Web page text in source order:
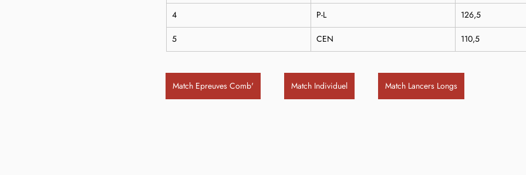
4 P-L 126,5
5 CEN 110,5
Match Epreuves Comb' Match Individuel Match Lancers Longs